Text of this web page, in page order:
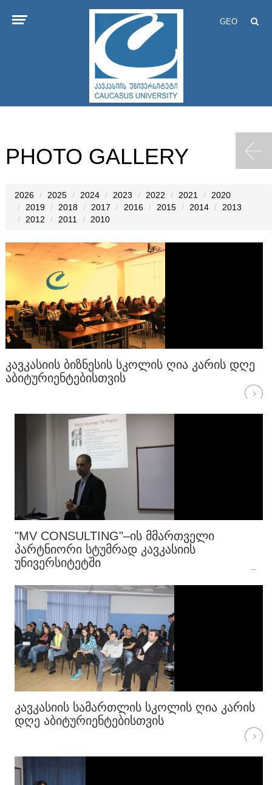
GEO
PHOTO GALLERY
2026 2025 2024 2023 2022 2021
2020
2019
2018 2017 2016 2015 2014
2013
2012
2011 2010
ᲙᲐᲕᲙᲐᲡᲘᲘᲡ ᲑᲘᲖᲜᲔᲡᲘᲡ ᲡᲙᲝᲚᲘᲡ ᲦᲘᲐ ᲙᲐᲠᲘᲡ ᲓᲦᲔ
ᲐᲑᲘᲢᲣᲠᲘᲔᲜᲢᲔᲑᲘᲡᲗᲕᲘᲡ
"MV CONSULTING"–ᲘᲡ ᲛᲛᲐᲠᲗᲕᲔᲚᲘ
ᲞᲐᲠᲢᲜᲘᲝᲠᲘ ᲡᲢᲣᲛᲠᲐᲓ ᲙᲐᲕᲙᲐᲡᲘᲘᲡ
ᲣᲜᲘᲕᲔᲠᲡᲘᲢᲔᲢᲨᲘ
ᲙᲐᲕᲙᲐᲡᲘᲘᲡ ᲡᲐᲛᲐᲠᲗᲚᲘᲡ ᲡᲙᲝᲚᲘᲡ ᲦᲘᲐ ᲙᲐᲠᲘᲡ
ᲓᲦᲔ ᲐᲑᲘᲢᲣᲠᲘᲔᲜᲢᲔᲑᲘᲡᲗᲕᲘᲡ